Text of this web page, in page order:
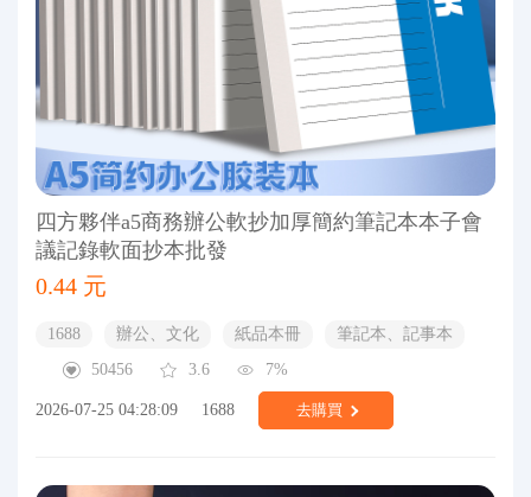
四方夥伴a5商務辦公軟抄加厚簡約筆記本本子會
議記錄軟面抄本批發
0.44 元
1688 辦公、文化 紙品本冊
筆記本、記事本
50456
3.6 7%
2026-07-25 04:28:09 1688 去購買